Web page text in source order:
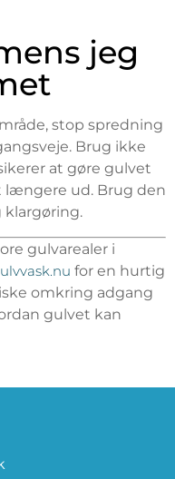
jeg
stop spredning
Brug ikke
at gøre gulvet
længere ud. Brug den
klargøring.
gulvarealer i
for en hurtig
omkring adgang
gulvet kan